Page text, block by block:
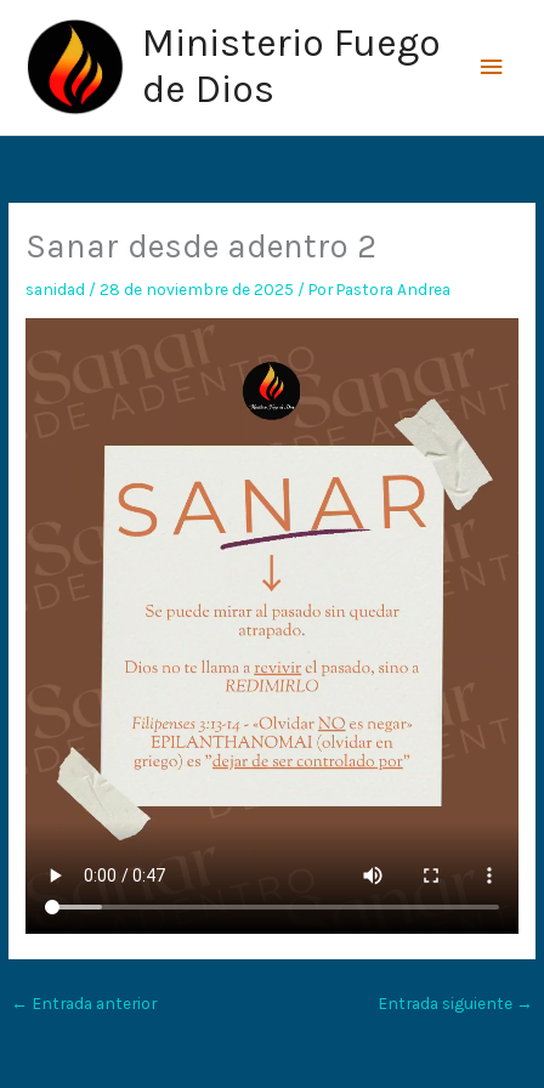
contenido
Ministerio Fuego
de Dios
Sanar desde adentro 2
sanidad /28 de noviembre de 2025 / PorPastora Andrea
← Entrada anterior Entrada siguiente →